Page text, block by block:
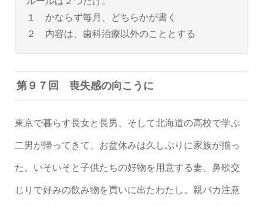
１ かならず毎月、どちらかが書く
２ 内容は、歯科治療以外のこととする
第９７回 喪失感の向こうに
東京で暮らす長女と長男、そして北海道の高校で学ぶ
二男が帰ってきて、お盆休みは久しぶりに家族が揃っ
た。いそいそと子供たちの好物を用意する妻、鼻歌交
じりで好みの飲み物を買いに出たわたし。親バカ注意